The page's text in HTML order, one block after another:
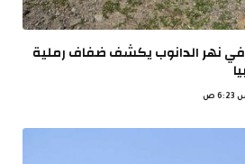
نهر الدانوب يكشف ضفاف رملية